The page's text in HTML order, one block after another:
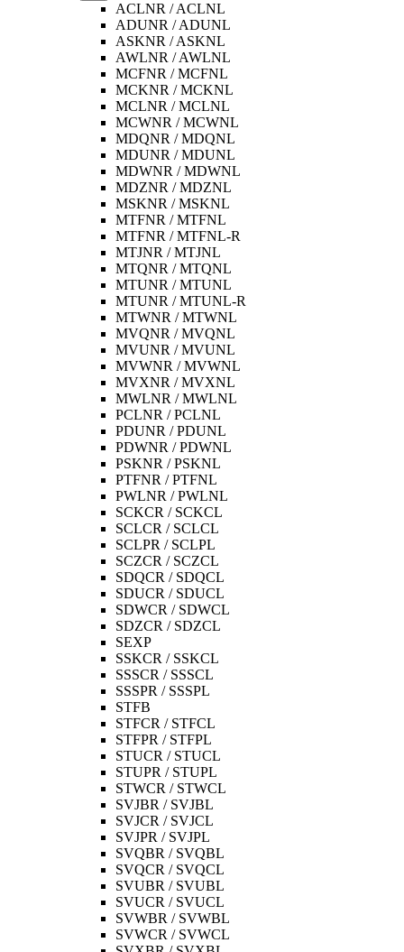
ACLNR / ACLNL
ADUNR / ADUNL
ASKNR / ASKNL
AWLNR / AWLNL
MCFNR / MCFNL
MCKNR / MCKNL
MCLNR / MCLNL
MCWNR / MCWNL
MDQNR / MDQNL
MDUNR / MDUNL
MDWNR / MDWNL
MDZNR / MDZNL
MSKNR / MSKNL
MTFNR / MTFNL
MTFNR / MTFNL-R
MTJNR / MTJNL
MTQNR / MTQNL
MTUNR / MTUNL
MTUNR / MTUNL-R
MTWNR / MTWNL
MVQNR / MVQNL
MVUNR / MVUNL
MVWNR / MVWNL
MVXNR / MVXNL
MWLNR / MWLNL
PCLNR / PCLNL
PDUNR / PDUNL
PDWNR / PDWNL
PSKNR / PSKNL
PTFNR / PTFNL
PWLNR / PWLNL
SCKCR / SCKCL
SCLCR / SCLCL
SCLPR / SCLPL
SCZCR / SCZCL
SDQCR / SDQCL
SDUCR / SDUCL
SDWCR / SDWCL
SDZCR / SDZCL
SEXP
SSKCR / SSKCL
SSSCR / SSSCL
SSSPR / SSSPL
STFB
STFCR / STFCL
STFPR / STFPL
STUCR / STUCL
STUPR / STUPL
STWCR / STWCL
SVJBR / SVJBL
SVJCR / SVJCL
SVJPR / SVJPL
SVQBR / SVQBL
SVQCR / SVQCL
SVUBR / SVUBL
SVUCR / SVUCL
SVWBR / SVWBL
SVWCR / SVWCL